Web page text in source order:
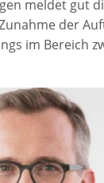
meldet gut
der
im Bereich